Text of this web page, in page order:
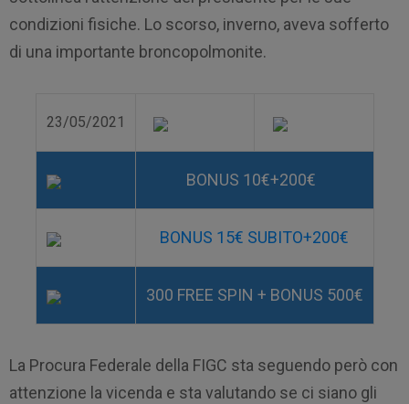
condizioni fisiche. Lo scorso, inverno, aveva sofferto
di una importante broncopolmonite.
23/05/2021
BONUS 10€+200€
BONUS 15€ SUBITO+200€
300 FREE SPIN + BONUS 500€
La Procura Federale della FIGC sta seguendo però con
attenzione la vicenda e sta valutando se ci siano gli